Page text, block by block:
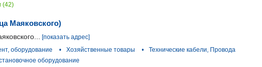
(42)
Маяковского)
[показать адрес]
оборудование • Хозяйственные товары •
Технические кабели, Провода
оборудование